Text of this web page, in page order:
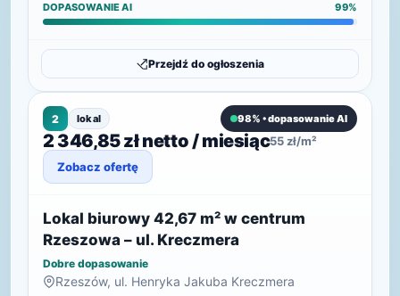
DOPASOWANIE AI 99%
Przejdź do ogłoszenia
2 lokal 98% • dopasowanie AI
2 346,85 zł netto / miesiąc55 zł/m²
Zobacz ofertę
Lokal biurowy 42,67 m² w centrum
Rzeszowa – ul. Kreczmera
Dobre dopasowanie
Rzeszów, ul. Henryka Jakuba Kreczmera